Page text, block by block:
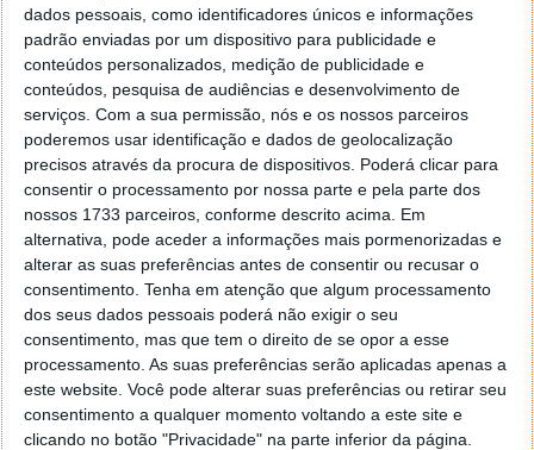
dados pessoais, como identificadores únicos e informações
padrão enviadas por um dispositivo para publicidade e
conteúdos personalizados, medição de publicidade e
conteúdos, pesquisa de audiências e desenvolvimento de
serviços. Com a sua permissão, nós e os nossos parceiros
poderemos usar identificação e dados de geolocalização
precisos através da procura de dispositivos. Poderá clicar para
consentir o processamento por nossa parte e pela parte dos
nossos 1733 parceiros, conforme descrito acima. Em
alternativa, pode aceder a informações mais pormenorizadas e
alterar as suas preferências antes de consentir ou recusar o
consentimento. Tenha em atenção que algum processamento
dos seus dados pessoais poderá não exigir o seu
consentimento, mas que tem o direito de se opor a esse
processamento. As suas preferências serão aplicadas apenas a
este website. Você pode alterar suas preferências ou retirar seu
consentimento a qualquer momento voltando a este site e
clicando no botão "Privacidade" na parte inferior da página.
A nova versão do Nothing OS incluialterações
importantesna interface, como novos widgets,
novas opções de personalização do ecrã de bloqueio.
Há ainda novas funcionalidades no ecrã de definições
rápidas. Além disso, o Nothing 3.0 também inclui
melhorias de desempenho e muitos dos benefícios
do Android 15.